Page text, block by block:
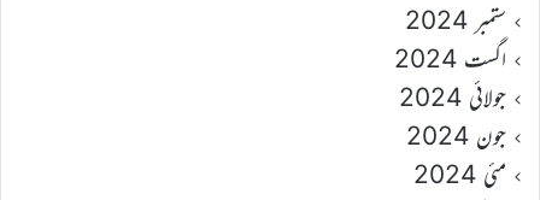
ستمبر 2024
اگست 2024
جولائی 2024
جون 2024
مئی 2024